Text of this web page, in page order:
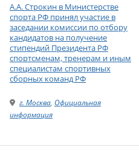
А.А. Строкин в Министерстве
спорта РФ принял участие в
заседании комиссии по отбору
кандидатов на получение
стипендий Президента РФ
спортсменам, тренерам и иным
специалистам спортивных
сборных команд РФ
г. Москва, Официальная
информация